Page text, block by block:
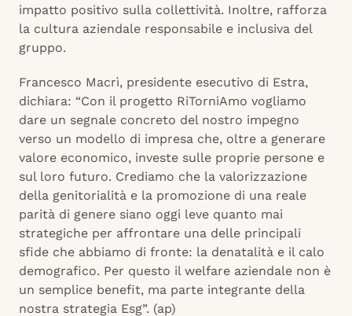
impatto positivo sulla collettività. Inoltre, rafforza
la cultura aziendale responsabile e inclusiva del
gruppo.
Francesco Macrì, presidente esecutivo di Estra,
dichiara: “Con il progetto RiTorniAmo vogliamo
dare un segnale concreto del nostro impegno
verso un modello di impresa che, oltre a generare
valore economico, investe sulle proprie persone e
sul loro futuro. Crediamo che la valorizzazione
della genitorialità e la promozione di una reale
parità di genere siano oggi leve quanto mai
strategiche per affrontare una delle principali
sfide che abbiamo di fronte: la denatalità e il calo
demografico. Per questo il welfare aziendale non è
un semplice benefit, ma parte integrante della
nostra strategia Esg”. (ap)